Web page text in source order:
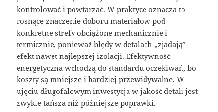
kontrolować i powtarzać. W praktyce oznacza to
rosnące znaczenie doboru materiałów pod
konkretne strefy obciążone mechanicznie i
termicznie, ponieważ błędy w detalach „zjadają”
efekt nawet najlepszej izolacji. Efektywność
energetyczna wchodzą do standardu oczekiwań, bo
koszty są mniejsze i bardziej przewidywalne. W
ujęciu długofalowym inwestycja w jakość detali jest
zwykle tańsza niż późniejsze poprawki.